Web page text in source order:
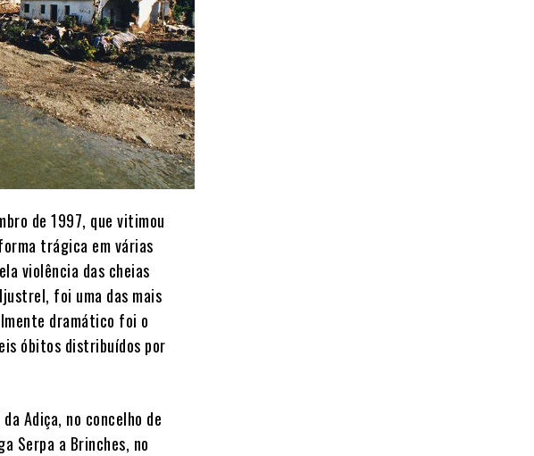
de 1997, que vitimou
trágica em várias
violência das cheias
foi uma das mais
dramático foi o
óbitos distribuídos por
Adiça, no concelho de
Serpa a Brinches, no